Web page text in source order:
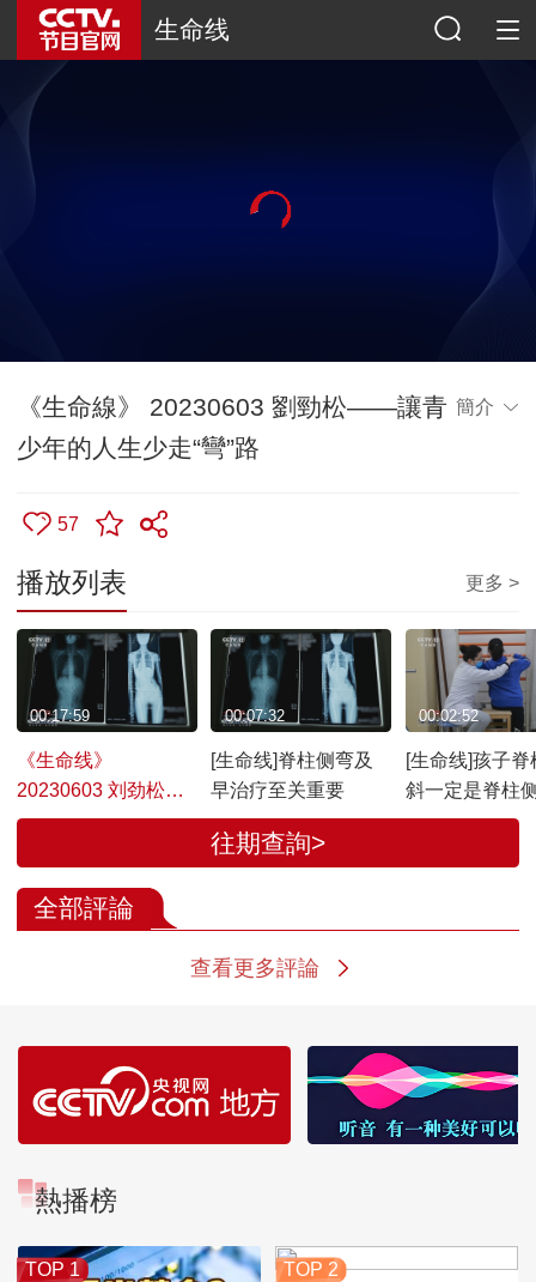
生命线
《生命線》 20230603 劉勁松——讓青
少年的人生少走“彎”路
簡介
57
播放列表 更多 >
《生命线》
20230603 刘劲松
——让青少年的人生
00:17:59
[生命线]脊柱侧弯及
早治疗至关重要
00:07:32
[生命线]孩子脊
斜一定是脊柱
吗？
00:02:52
往期查詢>
全部評論
查看更多評論
熱播榜
TOP 1 TOP 2